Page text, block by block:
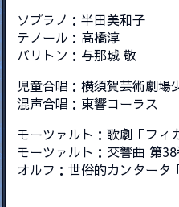
ソプラノ：半田美和子
テノール：高橋淳
バリトン：与那城 敬
児童合唱：横須賀芸術劇場
混声合唱：東響コーラス
モーツァルト：歌劇「フィ
モーツァルト：交響曲 第
オルフ：世俗的カンタータ